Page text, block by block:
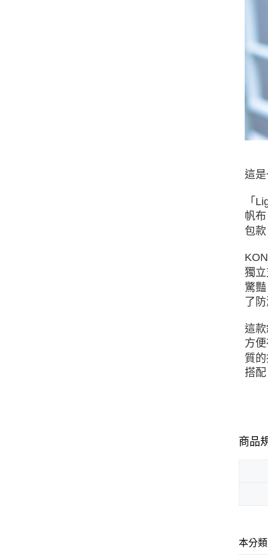
這
「
帆
包
獨
驚
了
這
方
質
搭
商品
本分